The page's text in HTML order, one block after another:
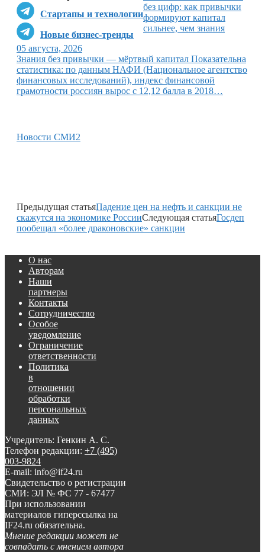
Стартапы и технологии
Новые бизнес-тренды
без цифр: как привычки
формируют капитал
сильнее, чем знания
05 августа, 2026
Знания без привычки — мёртвый капитал Показательна
статистика: по данным НАФИ (Национальное агентство
финансовых исследований), индекс финансовой
грамотности россиян вырос с 12,12 балла в 2018…
Новости СМИ2
Предыдущая статьяПадение цен на нефть и санкции не
скажутся на экономике РоссииСледующая статьяГосдеп
пообещал «более драконовские» санкции
О нас
Авторам
Наши
партнеры
Контакты
Сотрудничество
Особое
уведомление
Ограничение
ответственности
Политика
в
отношении
обработки
персональных
данных
Учредитель: Генкин А. С.
Телефон редакции: +7 (495)
003-9824
E-mail: info@if24.ru
Свидетельство о регистрации
СМИ: ЭЛ № ФС 77 - 67477
При использовании
материалов гиперссылка на
IF24.ru обязательна.
Мнение редакции может не
совпадать с мнением автора